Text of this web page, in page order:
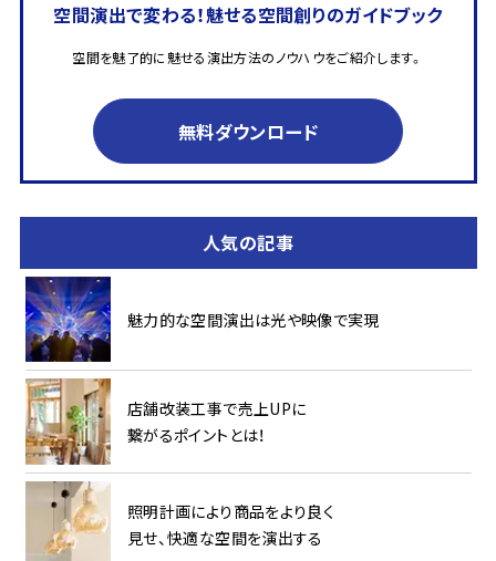
空間演出で変わる！魅せる空間創りのガイドブック
空間を魅了的に魅せる演出方法のノウハウをご紹介します。
無料ダウンロード
人気の記事
魅力的な空間演出は光や映像で実現
店舗改装工事で売上UPに
繋がるポイントとは！
照明計画により商品をより良く
見せ、快適な空間を演出する